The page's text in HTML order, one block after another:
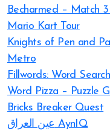
Becharmed – Match
Mario Kart Tour
Knights of Pen and
Metro
Fillwords: Word
Word Pizza – Puzzle
Bricks Breaker Quest
عين العراق AynIQ